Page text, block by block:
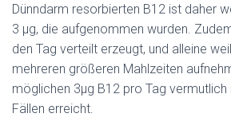
Dünndarm resorbierten B12 ist daher
3 µg, die aufgenommen wurden.
den Tag verteilt erzeugt, und alleine
mehreren größeren Mahlzeiten
möglichen 3µg B12 pro Tag vermutlich
Fällen erreicht.